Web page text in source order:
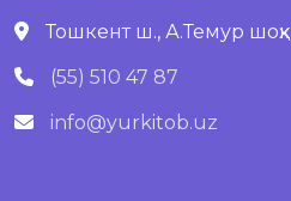
Тошкент ш., А.Темур
(55) 510 47 87
info@yurkitob.uz